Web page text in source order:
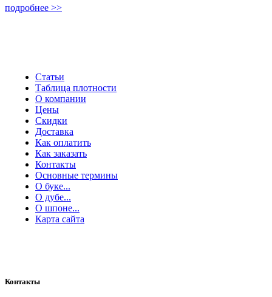
подробнее >>
Статьи
Таблица плотности
О компании
Цены
Скидки
Доставка
Как оплатить
Как заказать
Контакты
Основные термины
О буке...
О дубе...
О шпоне...
Карта сайта
Контакты